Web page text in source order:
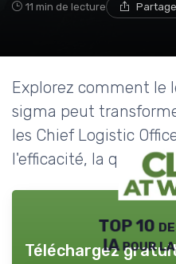
11 min de lecture
Explorez comment le
sigma peut
les Chief Logistic
l'efficacité, la qualité
TOP 10
IA pour
Téléchargez